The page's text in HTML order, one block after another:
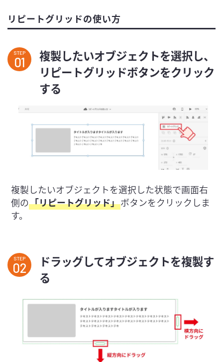
リピートグリッドの使い方
STEP
複製したいオブジェクトを選択し、
リピートグリッドボタンをクリック
する
複製したいオブジェクトを選択した状態で画面右
側の「リピートグリッド」ボタンをクリックしま
す。
STEP
ドラッグしてオブジェクトを複製す
る